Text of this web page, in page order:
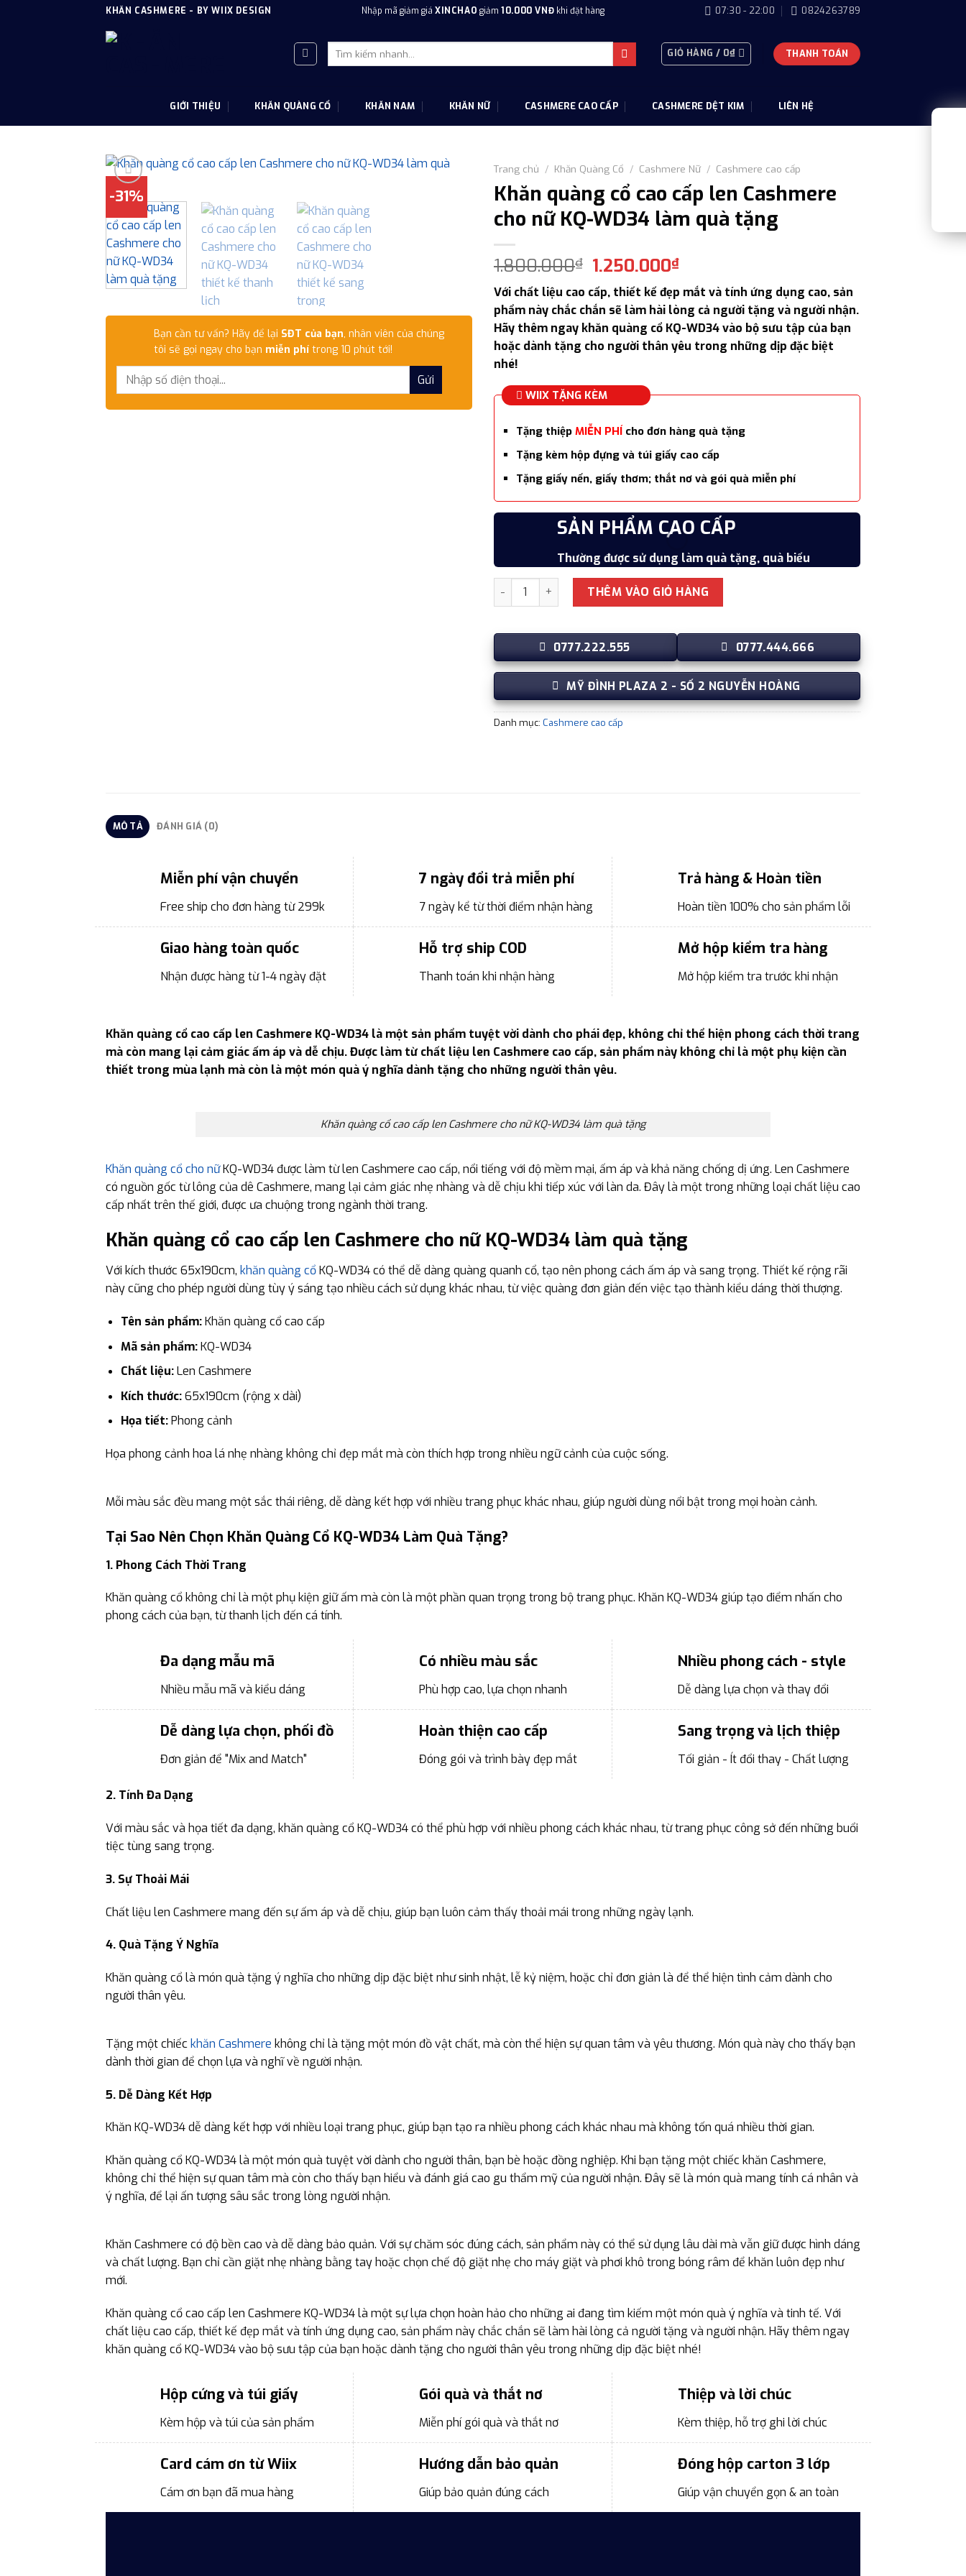
KHĂN CASHMERE - BY WIIX DESIGN Nhập mã giảm giá XINCHAO giảm10.000 VNĐ khi đặt hàng 07:30 - 22:00 0824263789
Tìm
kiếm:
GIỎ HÀNG / 0₫ THANH TOÁN
GIỚI THIỆU KHĂN QUÀNG CỔ KHĂN NAM KHĂN NỮ CASHMERE CAO CẤP CASHMERE DỆT KIM LIÊN HỆ
-31%
Bạn cần tư vấn? Hãy để lại SĐT của bạn, nhân viên của chúng
tôi sẽ gọi ngay cho bạn miễn phí trong 10 phút tới!
Trang chủ / Khăn Quàng Cổ / Cashmere Nữ / Cashmere cao cấp
Khăn quàng cổ cao cấp len Cashmere
cho nữ KQ-WD34 làm quà tặng
1.800.000₫ Giá
gốc
là:
1.800.000₫.
1.250.000₫Giá
hiện
tại
là:
1.250.000₫.
Với chất liệu cao cấp, thiết kế đẹp mắt và tính ứng dụng cao, sản
phẩm này chắc chắn sẽ làm hài lòng cả người tặng và người nhận.
Hãy thêm ngay khăn quàng cổ KQ-WD34 vào bộ sưu tập của bạn
hoặc dành tặng cho người thân yêu trong những dịp đặc biệt
nhé!
WIIX TẶNG KÈM
Tặng thiệp MIỄN PHÍcho đơn hàng quà tặng
Tặng kèm hộp đựng và túi giấy cao cấp
Tặng giấy nến, giấy thơm; thắt nơ và gói quà miễn phí
SẢN PHẨM CAO CẤP
Thường được sử dụng làm quà tặng, quà biếu
Khăn quàng cổ cao cấp len Cashmere cho nữ KQ-WD34 làm quà tặng số lượng
THÊM VÀO GIỎ HÀNG
0777.222.555 0777.444.666
MỸ ĐÌNH PLAZA 2 - SỐ 2 NGUYỄN HOÀNG
Danh mục: Cashmere cao cấp
MÔ TẢ ĐÁNH GIÁ (0)
Miễn phí vận chuyển
Free ship cho đơn hàng từ 299k
7 ngày đổi trả miễn phí
7 ngày kể từ thời điểm nhận hàng
Trả hàng & Hoàn tiền
Hoàn tiền 100% cho sản phẩm lỗi
Giao hàng toàn quốc
Nhận được hàng từ 1-4 ngày đặt
Hỗ trợ ship COD
Thanh toán khi nhận hàng
Mở hộp kiểm tra hàng
Mở hộp kiểm tra trước khi nhận
Khăn quàng cổ cao cấp len Cashmere KQ-WD34 là một sản phẩm tuyệt vời dành cho phái đẹp, không chỉ thể hiện phong cách thời trang
mà còn mang lại cảm giác ấm áp và dễ chịu. Được làm từ chất liệu len Cashmere cao cấp, sản phẩm này không chỉ là một phụ kiện cần
thiết trong mùa lạnh mà còn là một món quà ý nghĩa dành tặng cho những người thân yêu.
Khăn quàng cổ cao cấp len Cashmere cho nữ KQ-WD34 làm quà tặng
Khăn quàng cổ cho nữKQ-WD34 được làm từ len Cashmere cao cấp, nổi tiếng với độ mềm mại, ấm áp và khả năng chống dị ứng. Len Cashmere
có nguồn gốc từ lông của dê Cashmere, mang lại cảm giác nhẹ nhàng và dễ chịu khi tiếp xúc với làn da. Đây là một trong những loại chất liệu cao
cấp nhất trên thế giới, được ưa chuộng trong ngành thời trang.
Khăn quàng cổ cao cấp len Cashmere cho nữ KQ-WD34 làm quà tặng
Với kích thước 65x190cm, khăn quàng cổKQ-WD34 có thể dễ dàng quàng quanh cổ, tạo nên phong cách ấm áp và sang trọng. Thiết kế rộng rãi
này cũng cho phép người dùng tùy ý sáng tạo nhiều cách sử dụng khác nhau, từ việc quàng đơn giản đến việc tạo thành kiểu dáng thời thượng.
Tên sản phẩm:Khăn quàng cổ cao cấp
Mã sản phẩm:KQ-WD34
Chất liệu:Len Cashmere
Kích thước:65x190cm (rộng x dài)
Họa tiết:Phong cảnh
Họa phong cảnh hoa lá nhẹ nhàng không chỉ đẹp mắt mà còn thích hợp trong nhiều ngữ cảnh của cuộc sống.
Mỗi màu sắc đều mang một sắc thái riêng, dễ dàng kết hợp với nhiều trang phục khác nhau, giúp người dùng nổi bật trong mọi hoàn cảnh.
Tại Sao Nên Chọn Khăn Quàng Cổ KQ-WD34 Làm Quà Tặng?
1. Phong Cách Thời Trang
Khăn quàng cổ không chỉ là một phụ kiện giữ ấm mà còn là một phần quan trọng trong bộ trang phục. Khăn KQ-WD34 giúp tạo điểm nhấn cho
phong cách của bạn, từ thanh lịch đến cá tính.
Đa dạng mẫu mã
Nhiều mẫu mã và kiểu dáng
Có nhiều màu sắc
Phù hợp cao, lựa chọn nhanh
Nhiều phong cách - style
Dễ dàng lựa chọn và thay đổi
Dễ dàng lựa chọn, phối đồ
Đơn giản để "Mix and Match"
Hoàn thiện cao cấp
Đóng gói và trình bày đẹp mắt
Sang trọng và lịch thiệp
Tối giản - Ít đổi thay - Chất lượng
2. Tính Đa Dạng
Với màu sắc và họa tiết đa dạng, khăn quàng cổ KQ-WD34 có thể phù hợp với nhiều phong cách khác nhau, từ trang phục công sở đến những buổi
tiệc tùng sang trọng.
3. Sự Thoải Mái
Chất liệu len Cashmere mang đến sự ấm áp và dễ chịu, giúp bạn luôn cảm thấy thoải mái trong những ngày lạnh.
4. Quà Tặng Ý Nghĩa
Khăn quàng cổ là món quà tặng ý nghĩa cho những dịp đặc biệt như sinh nhật, lễ kỷ niệm, hoặc chỉ đơn giản là để thể hiện tình cảm dành cho
người thân yêu.
Tặng một chiếckhăn Cashmere không chỉ là tặng một món đồ vật chất, mà còn thể hiện sự quan tâm và yêu thương. Món quà này cho thấy bạn
dành thời gian để chọn lựa và nghĩ về người nhận.
5. Dễ Dàng Kết Hợp
Khăn KQ-WD34 dễ dàng kết hợp với nhiều loại trang phục, giúp bạn tạo ra nhiều phong cách khác nhau mà không tốn quá nhiều thời gian.
Khăn quàng cổ KQ-WD34 là một món quà tuyệt vời dành cho người thân, bạn bè hoặc đồng nghiệp. Khi bạn tặng một chiếc khăn Cashmere,
không chỉ thể hiện sự quan tâm mà còn cho thấy bạn hiểu và đánh giá cao gu thẩm mỹ của người nhận. Đây sẽ là món quà mang tính cá nhân và
ý nghĩa, để lại ấn tượng sâu sắc trong lòng người nhận.
Khăn Cashmere có độ bền cao và dễ dàng bảo quản. Với sự chăm sóc đúng cách, sản phẩm này có thể sử dụng lâu dài mà vẫn giữ được hình dáng
và chất lượng. Bạn chỉ cần giặt nhẹ nhàng bằng tay hoặc chọn chế độ giặt nhẹ cho máy giặt và phơi khô trong bóng râm để khăn luôn đẹp như
mới.
Khăn quàng cổ cao cấp len Cashmere KQ-WD34 là một sự lựa chọn hoàn hảo cho những ai đang tìm kiếm một món quà ý nghĩa và tinh tế. Với
chất liệu cao cấp, thiết kế đẹp mắt và tính ứng dụng cao, sản phẩm này chắc chắn sẽ làm hài lòng cả người tặng và người nhận. Hãy thêm ngay
khăn quàng cổ KQ-WD34 vào bộ sưu tập của bạn hoặc dành tặng cho người thân yêu trong những dịp đặc biệt nhé!
Hộp cứng và túi giấy
Kèm hộp và túi của sản phẩm
Gói quà và thắt nơ
Miễn phí gói quà và thắt nơ
Thiệp và lời chúc
Kèm thiệp, hỗ trợ ghi lời chúc
Card cám ơn từ Wiix
Cám ơn bạn đã mua hàng
Hướng dẫn bảo quản
Giúp bảo quản đúng cách
Đóng hộp carton 3 lớp
Giúp vận chuyển gọn & an toàn